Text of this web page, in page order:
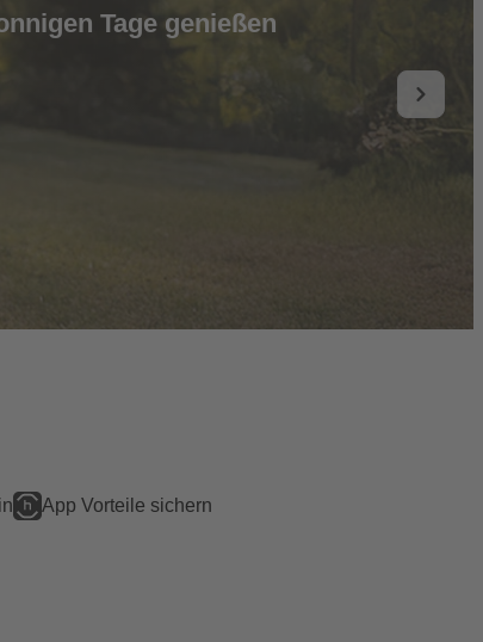
Tage genießen
App Vorteile sichern